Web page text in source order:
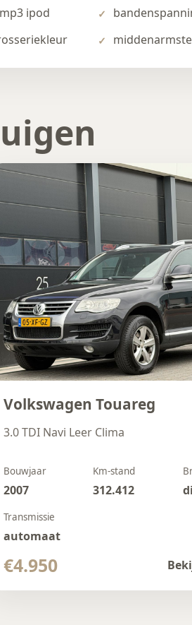
ipod
Volkswagen Touareg
3.0 TDI Navi Leer Clima
Bouwjaar
2007
Km-stand
312.412
Transmissie
automaat
€4.950